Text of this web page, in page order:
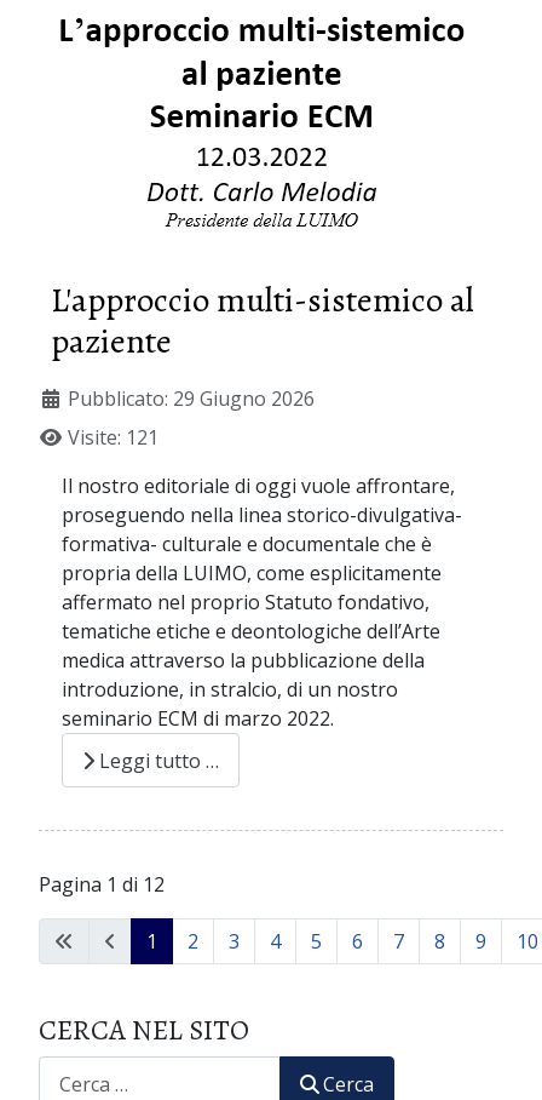
L'approccio multi-sistemico al
paziente
Pubblicato: 29 Giugno 2026
Visite: 121
Il nostro editoriale di oggi vuole affrontare,
proseguendo nella linea storico-divulgativa-
formativa- culturale e documentale che è
propria della LUIMO, come esplicitamente
affermato nel proprio Statuto fondativo,
tematiche etiche e deontologiche dell’Arte
medica attraverso la pubblicazione della
introduzione, in stralcio, di un nostro
seminario ECM di marzo 2022.
Leggi tutto …
Pagina 1 di 12
1 2 3 4 5 6 7 8 9 10
CERCA NEL SITO
CERCA
Cerca